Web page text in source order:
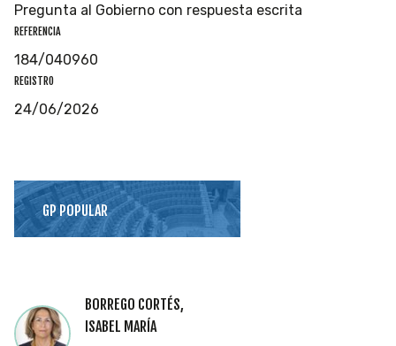
Pregunta al Gobierno con respuesta escrita
REFERENCIA
184/040960
REGISTRO
24/06/2026
GP POPULAR
BORREGO CORTÉS,
ISABEL MARÍA